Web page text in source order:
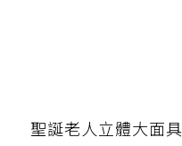
聖誕老人立體大面具